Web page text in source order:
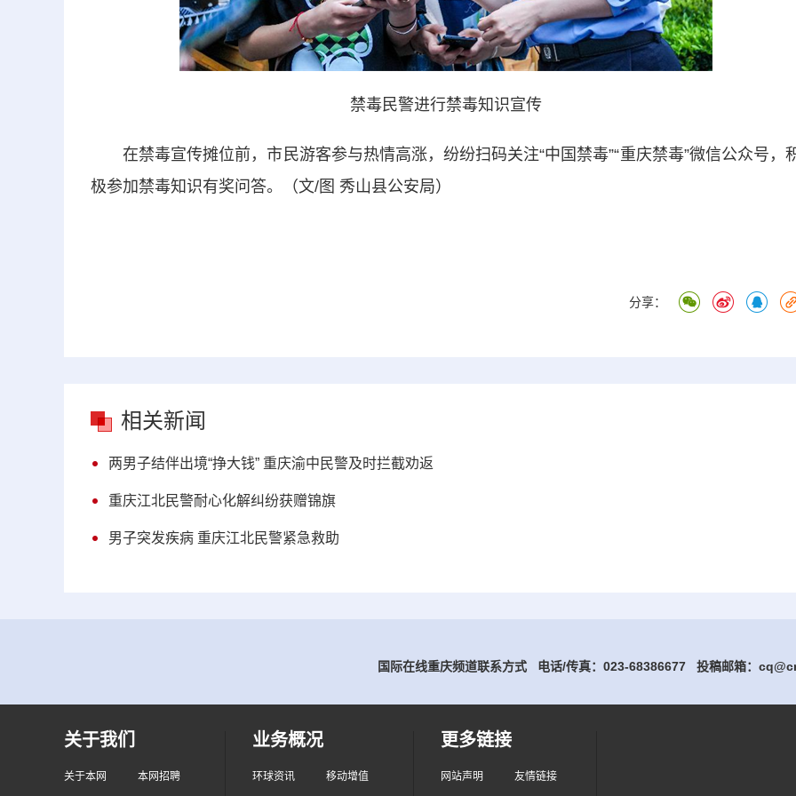
禁毒民警进行禁毒知识宣传
在禁毒宣传摊位前，市民游客参与热情高涨，纷纷扫码关注“中国禁毒”“重庆禁毒”微信公众号，
极参加禁毒知识有奖问答。（文/图 秀山县公安局）
分享：
相关新闻
两男子结伴出境“挣大钱” 重庆渝中民警及时拦截劝返
重庆江北民警耐心化解纠纷获赠锦旗
男子突发疾病 重庆江北民警紧急救助
国际在线重庆频道联系方式 电话/传真：023-68386677 投稿邮箱：
关于我们
关于本网 本网招聘
业务概况
环球资讯 移动增值
更多链接
网站声明 友情链接